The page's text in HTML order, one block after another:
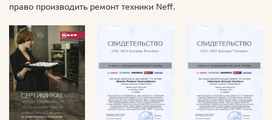
право производить ремонт техники Neff.